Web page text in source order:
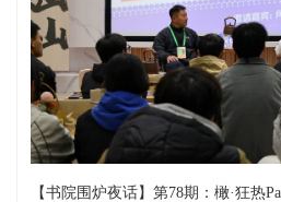
【书院围炉夜话】第78期：橄·狂热